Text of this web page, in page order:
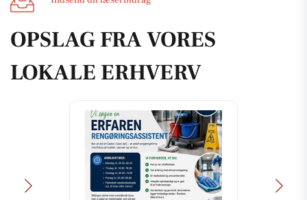
OPSLAG FRA VORES
LOKALE ERHVERV